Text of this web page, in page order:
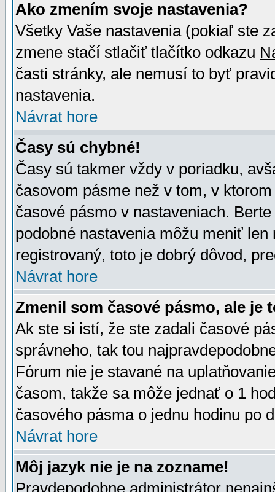
Ako zmením svoje nastavenia?
Všetky Vaše nastavenia (pokiaľ ste
zmene stačí stlačiť tlačítko odkazu
časti stránky, ale nemusí to byť
nastavenia.
Návrat hore
Časy sú chybné!
Časy sú takmer vždy v poriadku,
časovom pásme než v tom, v
časové pásmo v nastaveniach.
podobné nastavenia môžu meniť
registrovaný, toto je dobrý dôvod,
Návrat hore
Zmenil som časové pásmo, ale je
Ak ste si istí, že ste zadali časové
správneho, tak tou
Fórum nie je stavané na
časom, takže sa môže jednať o 1
časového pásma o jednu hodinu po
Návrat hore
Môj jazyk nie je na zozname!
Pravdepodobne administrátor